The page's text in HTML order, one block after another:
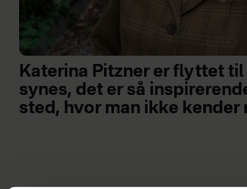
Katerina Pitzner er flyttet til
synes, det er så
sted, hvor man ikke kender